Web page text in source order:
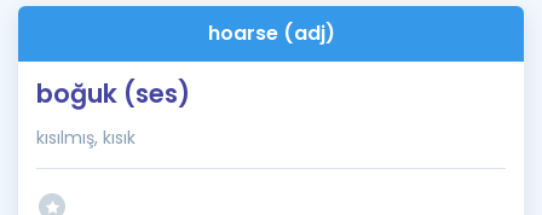
Kampanyalar
Blog
hoarse (adj)
boğuk (ses)
kısılmış, kısık